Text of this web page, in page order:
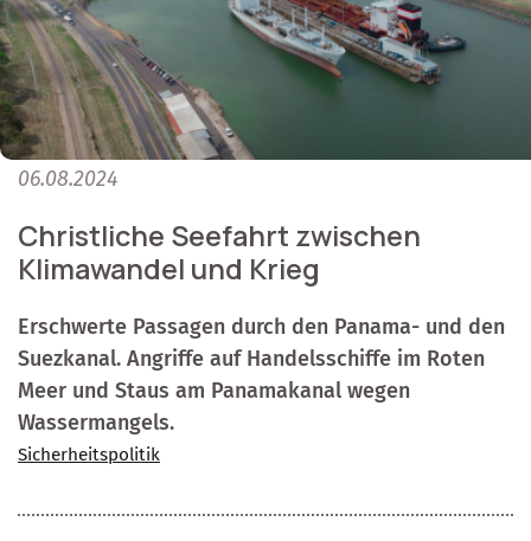
06.08.2024
Christliche Seefahrt zwischen
Klimawandel und Krieg
Erschwerte Passagen durch den Panama- und den
Suezkanal. Angriffe auf Handelsschiffe im Roten
Meer und Staus am Panamakanal wegen
Wassermangels.
Sicherheitspolitik